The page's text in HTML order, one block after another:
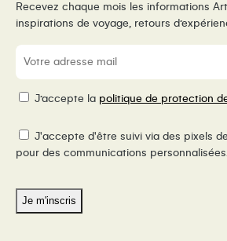
Recevez chaque mois les informations
inspirations de voyage, retours
E-
mail
RGPDJ’accepte la politique de protection
Pixel
de
J'accepte d'être suivi via des pixels
pour des communications